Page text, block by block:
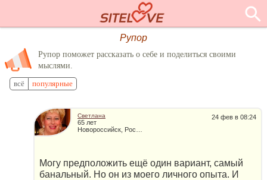
Рупор
Рупор поможет рассказать о себе и поделиться своими
мыслями.
всё популярные
24 фев в 08:24
Светлана
65 лет
Новороссийск, Россия
Могу предположить ещё один вариант, самый
банальный. Но он из моего личного опыта. И